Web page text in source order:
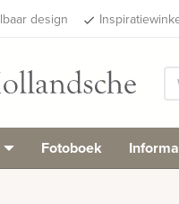
design done
Fotoboek